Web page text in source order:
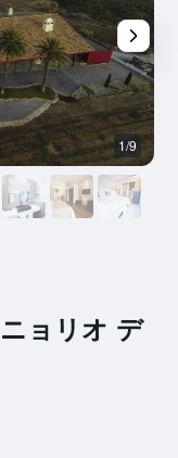
ョリオ デ
1/9